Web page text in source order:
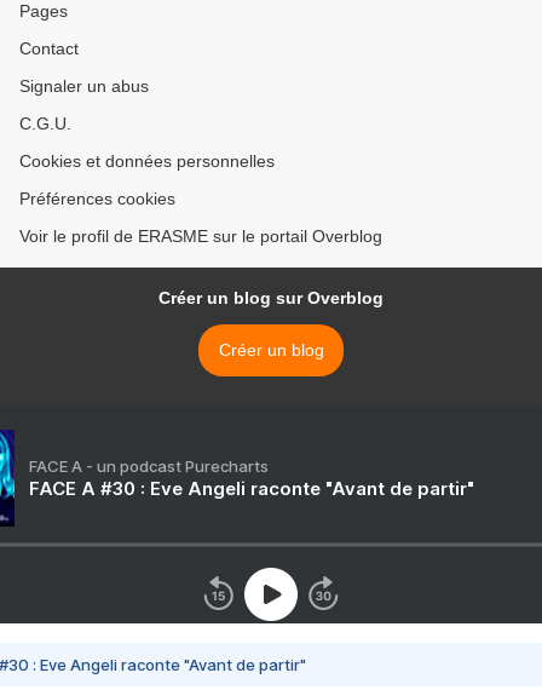
Pages
Contact
Signaler un abus
C.G.U.
Cookies et données personnelles
Préférences cookies
Voir le profil de ERASME sur le portail Overblog
Créer un blog sur Overblog
Créer un blog
FACE A - un podcast Purecharts
FACE A #30 : Eve Angeli raconte "Avant de partir"
#30 : Eve Angeli raconte "Avant de partir"